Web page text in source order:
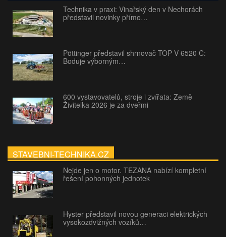
Technika v praxi: Vinařský den v Nechorách
představil novinky přímo…
Pöttinger představil shrnovač TOP V 6520 C:
Boduje výborným…
600 vystavovatelů, stroje i zvířata: Země
Živitelka 2026 je za dveřmi
STAVEBNI-TECHNIKA.CZ
Nejde jen o motor. TEZANA nabízí kompletní
řešení pohonných jednotek
Hyster představil novou generaci elektrických
vysokozdvižných vozíků…